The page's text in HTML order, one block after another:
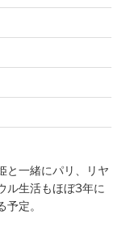
と一緒にパリ、リヤ
ル生活もほぼ3年に
定。